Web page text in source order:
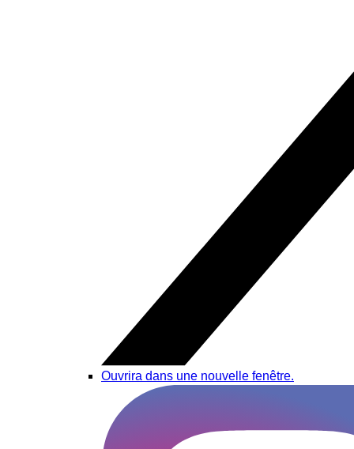
Ouvrira dans une nouvelle fenêtre.